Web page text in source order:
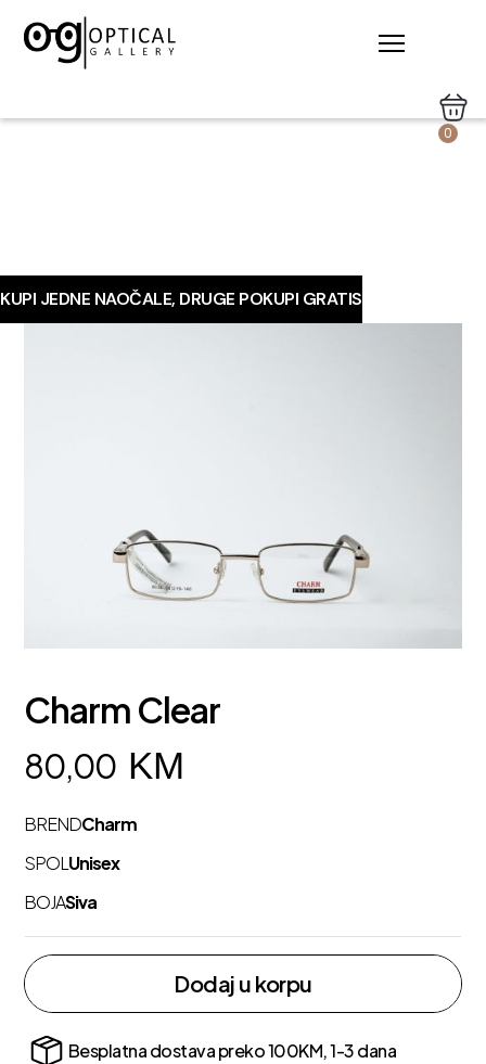
0
KUPI JEDNE NAOČALE, DRUGE POKUPI GRATIS
Charm Clear
80,00 KM
BRENDCharm
SPOL Unisex
BOJASiva
Dodaj u korpu
Besplatna dostava preko 100KM, 1-3 dana